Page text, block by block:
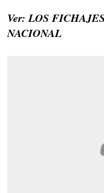
Ver: LOS
NACIONAL